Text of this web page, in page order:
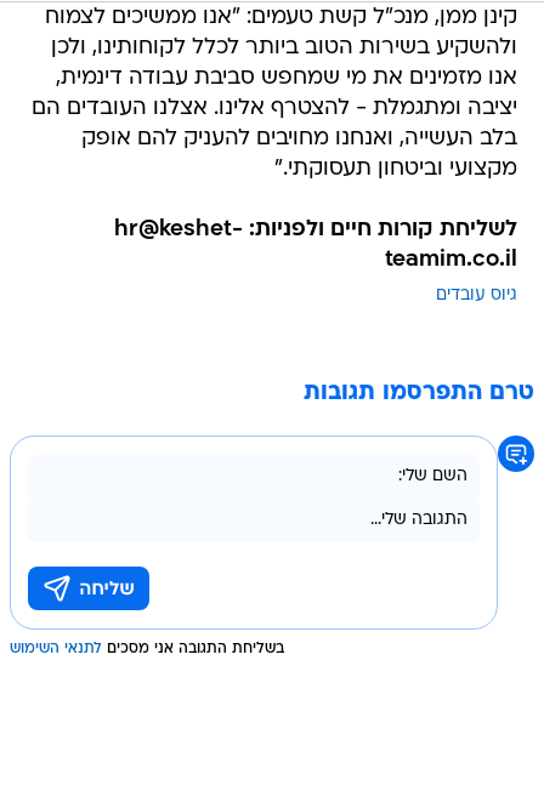
קינן ממן, מנכ"ל קשת טעמים: "אנו ממשיכים לצמוח
ולהשקיע בשירות הטוב ביותר לכלל לקוחותינו, ולכן
אנו מזמינים את מי שמחפש סביבת עבודה דינמית,
יציבה ומתגמלת - להצטרף אלינו. אצלנו העובדים הם
בלב העשייה, ואנחנו מחויבים להעניק להם אופק
מקצועי וביטחון תעסוקתי."
לשליחת קורות חיים ולפניות: hr@keshet-
teamim.co.il
גיוס עובדים
טרם התפרסמו תגובות
בשליחת התגובה אני מסכים לתנאי השימוש